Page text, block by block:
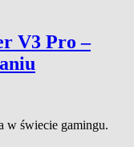
V3 Pro –
w świecie gamingu.